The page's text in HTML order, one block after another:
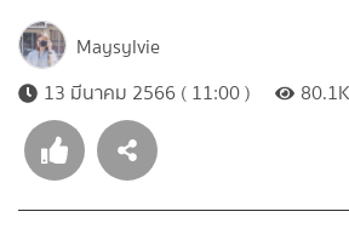
Maysylvie
13 มีนาคม 2566 ( 11:00 )
80.1K